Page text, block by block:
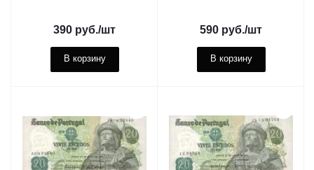
390 руб./шт
В корзину
590 руб./шт
В корзину